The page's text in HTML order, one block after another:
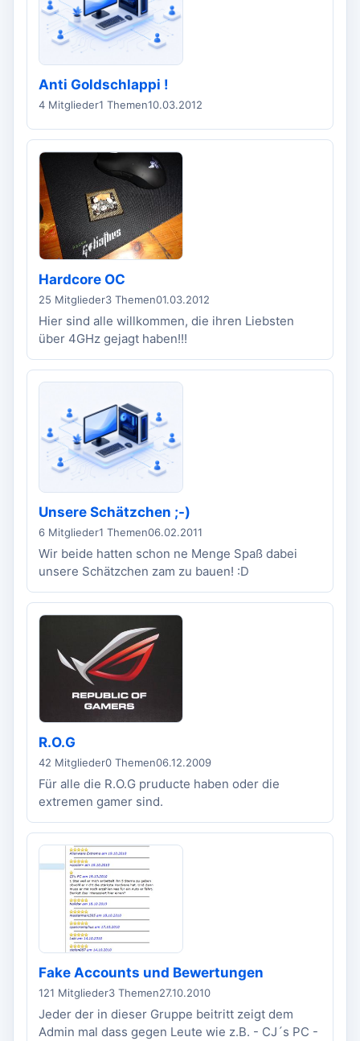
Anti Goldschlappi !
4 Mitglieder1 Themen10.03.2012
Hardcore OC
25 Mitglieder3 Themen01.03.2012
Hier sind alle willkommen, die ihren Liebsten
über 4GHz gejagt haben!!!
Unsere Schätzchen ;-)
6 Mitglieder1 Themen06.02.2011
Wir beide hatten schon ne Menge Spaß dabei
unsere Schätzchen zam zu bauen! :D
R.O.G
42 Mitglieder0 Themen06.12.2009
Für alle die R.O.G pruducte haben oder die
extremen gamer sind.
Fake Accounts und Bewertungen
121 Mitglieder3 Themen27.10.2010
Jeder der in dieser Gruppe beitritt zeigt dem
Admin mal dass gegen Leute wie z.B. - CJ´s PC -